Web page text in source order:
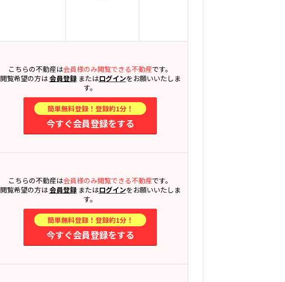
こちらの不動産は会員様のみ閲覧できる不動産です。
閲覧希望の方は会員登録またはログインをお願いいたしま
す。
簡単無料登録！登録約1分！
今すぐ会員登録をする
こちらの不動産は会員様のみ閲覧できる不動産です。
閲覧希望の方は会員登録またはログインをお願いいたしま
す。
簡単無料登録！登録約1分！
今すぐ会員登録をする